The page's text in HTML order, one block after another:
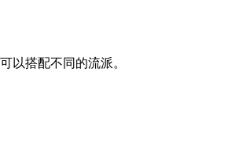
以搭配不同的流派。